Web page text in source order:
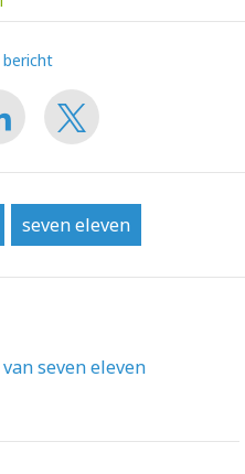
seven eleven
seven eleven